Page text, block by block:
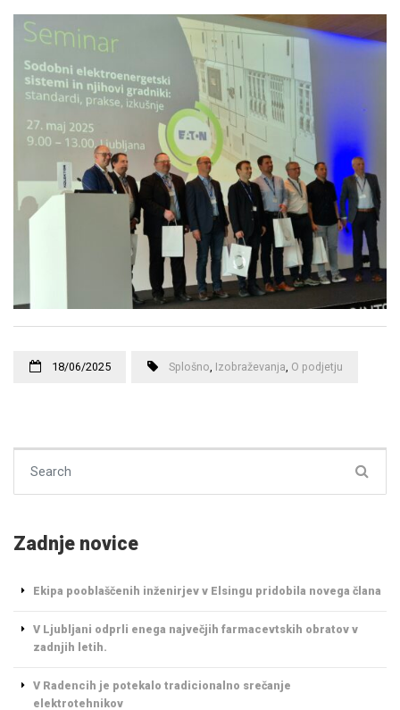
18/06/2025 Splošno Izobraževanja O podjetju
Zadnje novice
Ekipa pooblaščenih inženirjev v Elsingu pridobila novega člana
V Ljubljani odprli enega največjih farmacevtskih obratov v
zadnjih letih.
V Radencih je potekalo tradicionalno srečanje
elektrotehnikov